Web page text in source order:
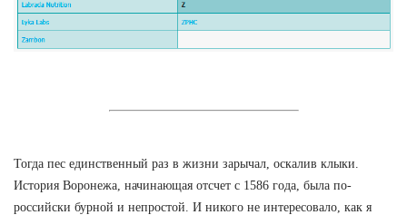
Тогда пес единственный раз в жизни зарычал, оскалив клыки.
История Воронежа, начинающая отсчет с 1586 года, была по-
российски бурной и непростой. И никого не интересовало, как я